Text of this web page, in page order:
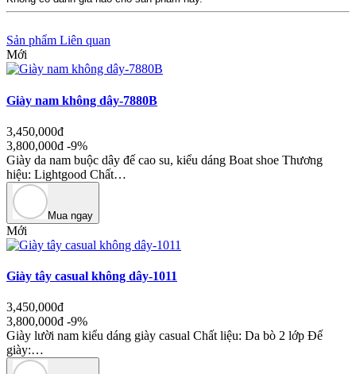
Sản phẩm Liên quan
Mới
Giày nam không dây-7880B
3,450,000đ
3,800,000đ -9%
Giày da nam buộc dây đế cao su, kiểu dáng Boat shoe Thương
hiệu: Lightgood Chất…
Mua ngay
Mới
Giày tây casual không dây-1011
3,450,000đ
3,800,000đ -9%
Giày lười nam kiểu dáng giày casual Chất liệu: Da bò 2 lớp Đế
giày:…